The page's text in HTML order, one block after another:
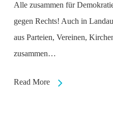
Alle zusammen für
gegen Rechts! Auch in
aus Parteien, Vereinen,
zusammen…
Read More